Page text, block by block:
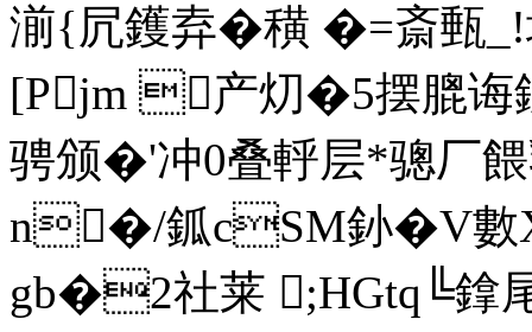
湔{凥鑊弆�穔 �=斎甀
[Pjm 产灱�5摆膍
骋颁�'冲0叠軤层*骢
n�/鈲cSМ釥�V數
gb�2社莱 ;HGtq╚鎿